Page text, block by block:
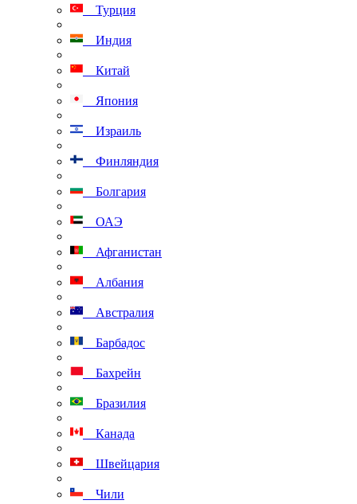
Турция
Индия
Китай
Япония
Израиль
Финляндия
Болгария
ОАЭ
Афганистан
Албания
Австралия
Барбадос
Бахрейн
Бразилия
Канада
Швейцария
Чили